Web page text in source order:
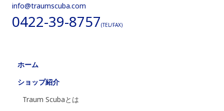
info@traumscuba.com
0422-39-8757(TEL/FAX)
ホーム
ショップ紹介
Traum Scubaとは